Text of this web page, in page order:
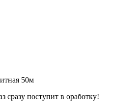
50м
сразу поступит в оработку!